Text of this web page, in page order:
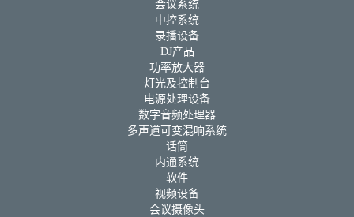
会议系统
中控系统
录播设备
DJ产品
功率放大器
灯光及控制台
电源处理设备
数字音频处理器
多声道可变混响系统
话筒
内通系统
软件
视频设备
会议摄像头